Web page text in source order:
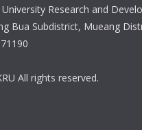
Research and
Bua Subdistrict, Mueang
All rights reserved.